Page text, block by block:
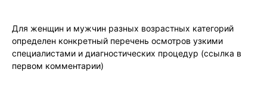
Для женщин и мужчин разных возрастных категорий
определен конкретный перечень осмотров узкими
специалистами и диагностических процедур (ссылка в
первом комментарии)